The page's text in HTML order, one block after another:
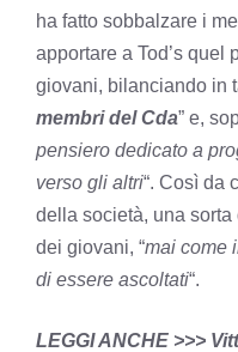
ha fatto sobbalzare i
apportare a Tod’s quel
giovani, bilanciando in
membri del Cda” e,
pensiero dedicato a
verso gli altri“. Così da
della società, una
dei giovani, “mai come
di essere ascoltati“.
LEGGI ANCHE >>>